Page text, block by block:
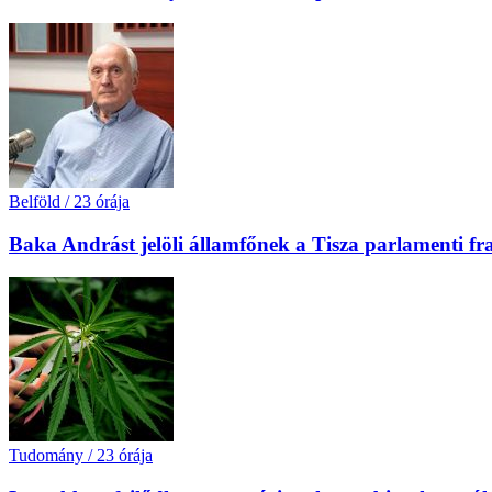
Belföld / 23 órája
Baka Andrást jelöli államfőnek a Tisza parlamenti
Tudomány / 23 órája